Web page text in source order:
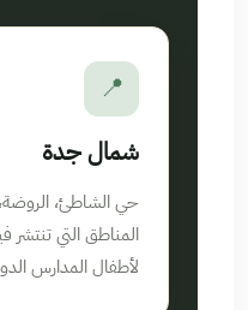
📍
شمال جدة
حي الشاطئ، الروضة،
المناطق التي تنتشر
لأطفال المدارس